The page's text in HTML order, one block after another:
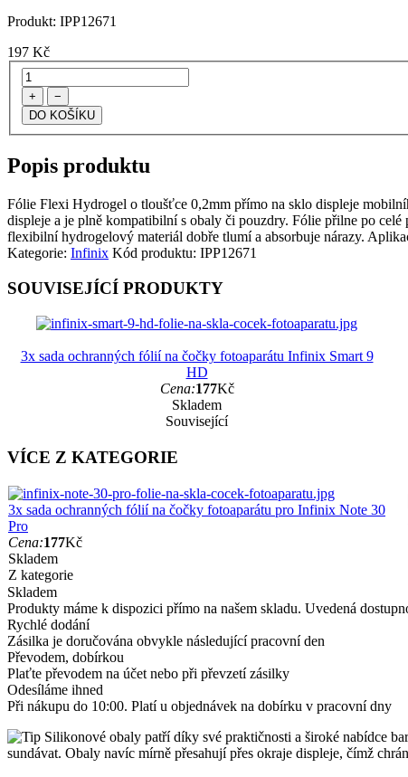
Produkt: IPP12671
197 Kč
+ −
Popis produktu
Fólie Flexi Hydrogel o tloušťce 0,2mm přímo na sklo displeje
displeje a je plně kompatibilní s obaly či pouzdry. Fólie přilne po
flexibilní hydrogelový materiál dobře tlumí a absorbuje nárazy.
Kategorie: Infinix Kód produktu: IPP12671
SOUVISEJÍCÍ PRODUKTY
3x sada ochranných fólií na čočky fotoaparátu Infinix Smart 9
HD
Cena:177Kč
Skladem
Související
VÍCE Z KATEGORIE
3x sada ochranných fólií na čočky fotoaparátu pro Infinix Note 30
Pro
Cena:177Kč
Skladem
Z kategorie
Skladem
Produkty máme k dispozici přímo na našem skladu. Uvedená
Rychlé dodání
Zásilka je doručována obvykle následující pracovní den
Převodem, dobírkou
Plaťte převodem na účet nebo při převzetí zásilky
Odesíláme ihned
Při nákupu do 10:00. Platí u objednávek na dobírku v pracovní dny
Silikonové obaly patří díky své praktičnosti a široké nabídce
sundávat. Obaly navíc mírně přesahují přes okraje displeje, čímž